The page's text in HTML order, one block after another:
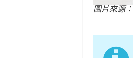
圖片來源：